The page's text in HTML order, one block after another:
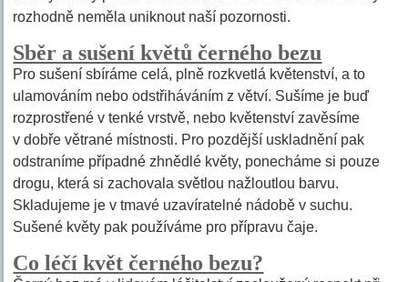
rozhodně neměla uniknout naší pozornosti.
Sběr a sušení květů černého bezu
Pro sušení sbíráme celá, plně rozkvetlá květenství, a to
ulamováním nebo odstřiháváním z větví. Sušíme je buď
rozprostřené v tenké vrstvě, nebo květenství zavěsíme
v dobře větrané místnosti. Pro pozdější uskladnění pak
odstraníme případné zhnědlé květy, ponecháme si pouze
drogu, která si zachovala světlou nažloutlou barvu.
Skladujeme je v tmavé uzavíratelné nádobě v suchu.
Sušené květy pak používáme pro přípravu čaje.
Co léčí květ černého bezu?